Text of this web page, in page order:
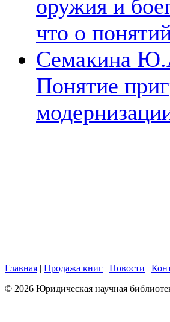
оружия и
что о
Семакина
Понятие
Главная | Продажа книг | Новости |
© 2026 Юридическая научная